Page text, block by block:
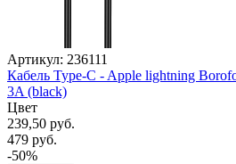
Артикул: 236111
Кабель Type-C - Apple lightning
3A (black)
Цвет
239,50 руб.
479 руб.
-50%